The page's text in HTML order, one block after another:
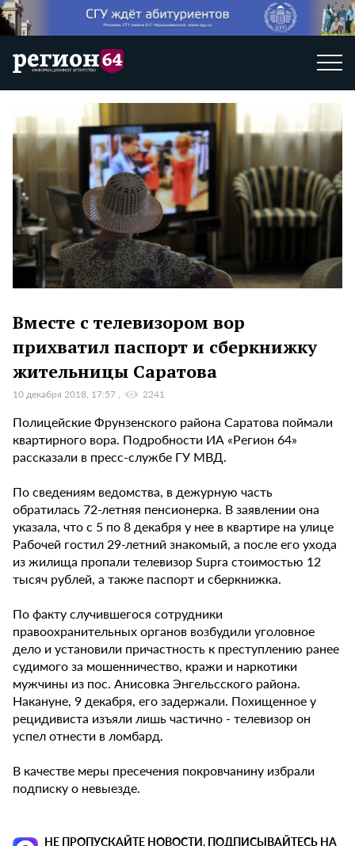
Вместе с телевизором вор
прихватил паспорт и сберкнижку
жительницы Саратова
10 декабря 2018, 17:57 2241
Полицейские Фрунзенского района Саратова поймали
квартирного вора. Подробности ИА «Регион 64»
рассказали в пресс-службе ГУ МВД.
По сведениям ведомства, в дежурную часть
обратилась 72-летняя пенсионерка. В заявлении она
указала, что с 5 по 8 декабря у нее в квартире на улице
Рабочей гостил 29-летний знакомый, а после его ухода
из жилища пропали телевизор Supra стоимостью 12
тысяч рублей, а также паспорт и сберкнижка.
По факту случившегося сотрудники
правоохранительных органов возбудили уголовное
дело и установили причастность к преступлению ранее
судимого за мошенничество, кражи и наркотики
мужчины из пос. Анисовка Энгельсского района.
Накануне, 9 декабря, его задержали. Похищенное у
рецидивиста изъяли лишь частично - телевизор он
успел отнести в ломбард.
В качестве меры пресечения покровчанину избрали
подписку о невыезде.
НЕ ПРОПУСКАЙТЕ НОВОСТИ, ПОДПИСЫВАЙТЕСЬ НА